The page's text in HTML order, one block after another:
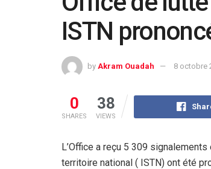
ISTN
by Akram Ouadah 8 octobre
0
SHARES
38
VIEWS
L’Office a reçu 5 309
territoire national ( ISTN) ont été